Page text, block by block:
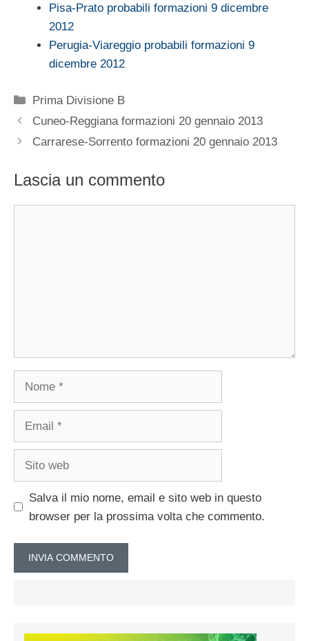
Pisa-Prato probabili formazioni 9 dicembre
2012
Perugia-Viareggio probabili formazioni 9
dicembre 2012
Categorie
Prima Divisione B
Cuneo-Reggiana formazioni 20 gennaio 2013
Carrarese-Sorrento formazioni 20 gennaio 2013
Lascia un commento
Nome
Email
Sito
Salva il mio nome, email e sito web in questo
browser per la prossima volta che commento.